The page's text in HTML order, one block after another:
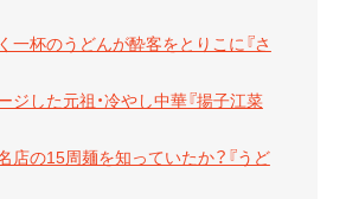
一杯のうどんが酔客をとりこに『さ
ジした元祖・冷やし中華『揚子江菜
店の15周麺を知っていたか？『うど